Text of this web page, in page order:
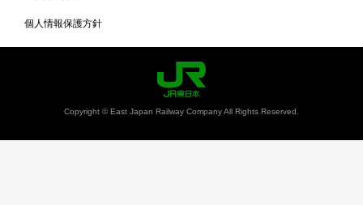
個人情報保護方針
Copyright © East Japan Railway Company All Rights Reserved.